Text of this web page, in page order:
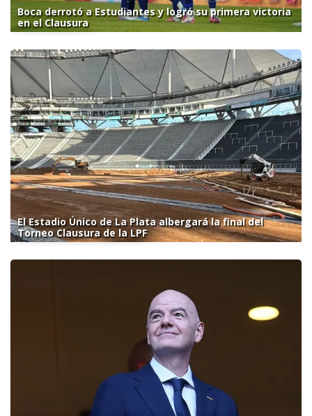
Boca derrotó a Estudiantes y logró su primera victoria
en el Clausura
El Estadio Único de La Plata albergará la final del
Torneo Clausura de la LPF